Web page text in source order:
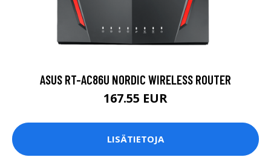
ASUS RT-AC86U NORDIC WIRELESS ROUTER
167.55 EUR
LISÄTIETOJA